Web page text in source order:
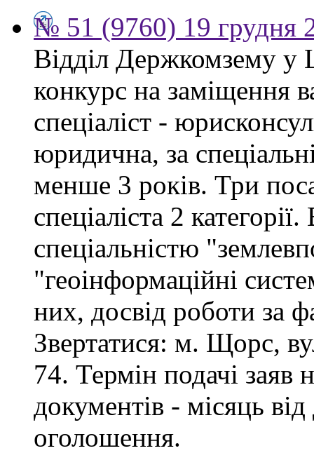
№ 51 (9760) 19 грудня
Відділ Держкомзему у
конкурс на заміщення
спеціаліст -
юридична, за
менше 3 років. Три
спеціаліста 2
спеціальністю
"геоінформаційні
них, досвід роботи за
Звертатися: м. Щорс,
74. Термін подачі заяв
документів - місяць
оголошення.